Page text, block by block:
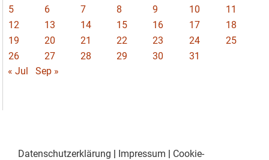
5
6 7 8 9 10
11
12
13 14 15 16 17
18
19
20 21 22 23 24
25
26
27 28 29 30
31
« Jul
Sep »
Datenschutzerklärung | Impressum | Cookie-